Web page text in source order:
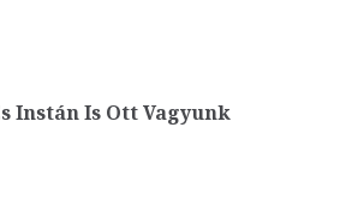
Instán Is Ott Vagyunk